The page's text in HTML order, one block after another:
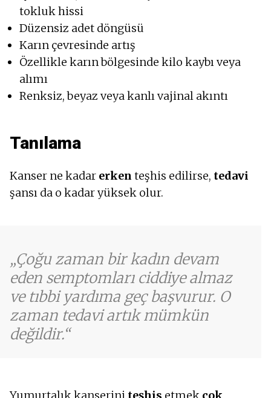
tokluk hissi
Düzensiz adet döngüsü
Karın çevresinde artış
Özellikle karın bölgesinde kilo kaybı veya
alımı
Renksiz, beyaz veya kanlı vajinal akıntı
Tanılama
Kanser ne kadar erken teşhis edilirse, tedavi
şansı da o kadar yüksek olur.
Çoğu zaman bir kadın devam
eden semptomları ciddiye almaz
ve tıbbi yardıma geç başvurur. O
zaman tedavi artık mümkün
değildir.
Yumurtalık kanserini teşhis etmek çok